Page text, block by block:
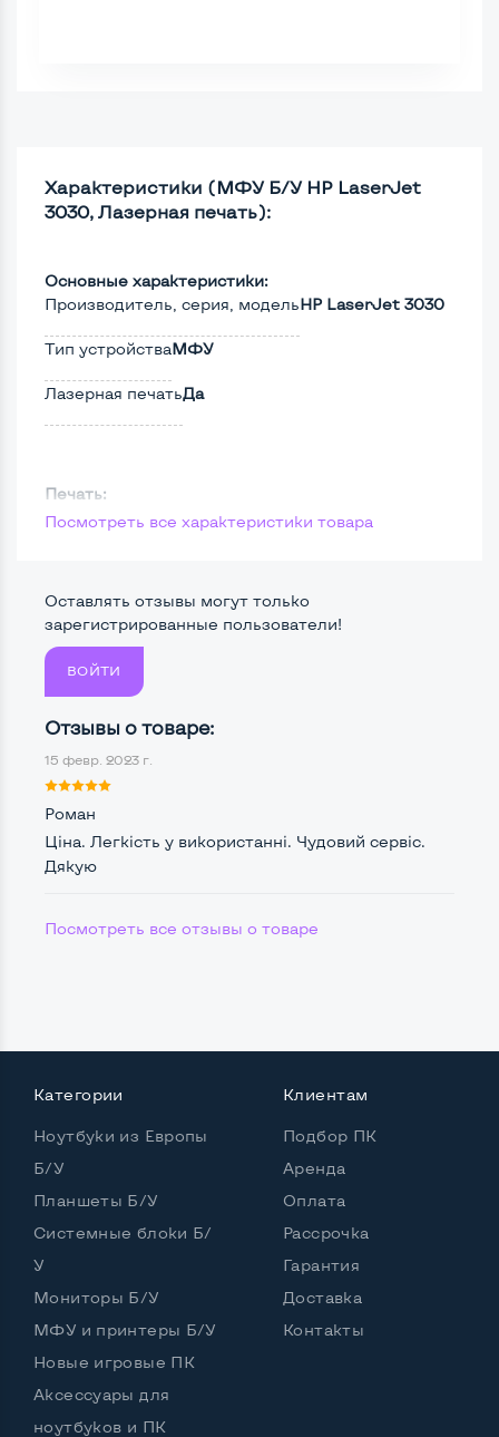
Характеристики (МФУ Б/У HP LaserJet
3030, Лазерная печать):
Основные характеристики:
Производитель, серия, модельHP LaserJet 3030
Тип устройстваМФУ
Лазерная печатьДа
Печать:
Черно-белая печатьДа
Двусторонняя автоматическая печать
Емкость картриджа, копий
Сетевой Ethernet (RJ-45)Нет
Комплектация:
ЦветБелый, серый
Посмотреть все характеристики товара
Оставлять отзывы могут только
зарегистрированные пользователи!
ВОЙТИ
Отзывы о товаре:
15 февр. 2023 г.
Роман
Ціна. Легкість у використанні. Чудовий сервіс.
Дякую
Посмотреть все отзывы о товаре
Категории
Ноутбуки из Европы
Б/У
Планшеты Б/У
Системные блоки Б/
У
Мониторы Б/У
МФУ и принтеры Б/У
Новые игровые ПК
Аксессуары для
ноутбуков и ПК
Клиентам
Подбор ПК
Аренда
Оплата
Рассрочка
Гарантия
Доставка
Контакты